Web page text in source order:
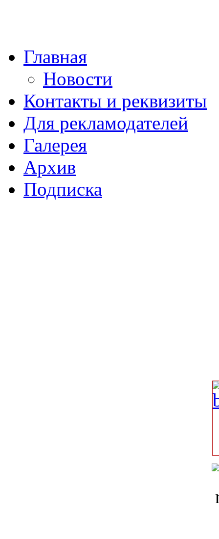
Главная
Новости
Контакты и реквизиты
Для рекламодателей
Галерея
Архив
Подписка